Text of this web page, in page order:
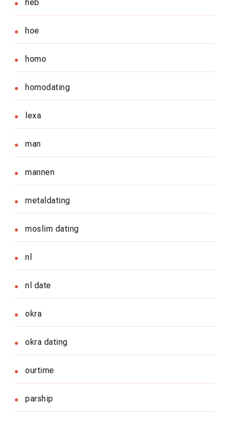
heb
hoe
homo
homodating
lexa
man
mannen
metaldating
moslim dating
nl
nl date
okra
okra dating
ourtime
parship